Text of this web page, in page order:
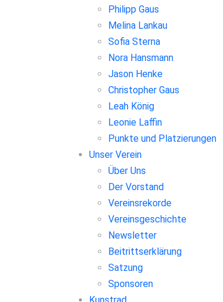
Philipp Gaus
Melina Lankau
Sofia Sterna
Nora Hansmann
Jason Henke
Christopher Gaus
Leah König
Leonie Laffin
Punkte und Platzierungen
Unser Verein
Über Uns
Der Vorstand
Vereinsrekorde
Vereinsgeschichte
Newsletter
Beitrittserklärung
Satzung
Sponsoren